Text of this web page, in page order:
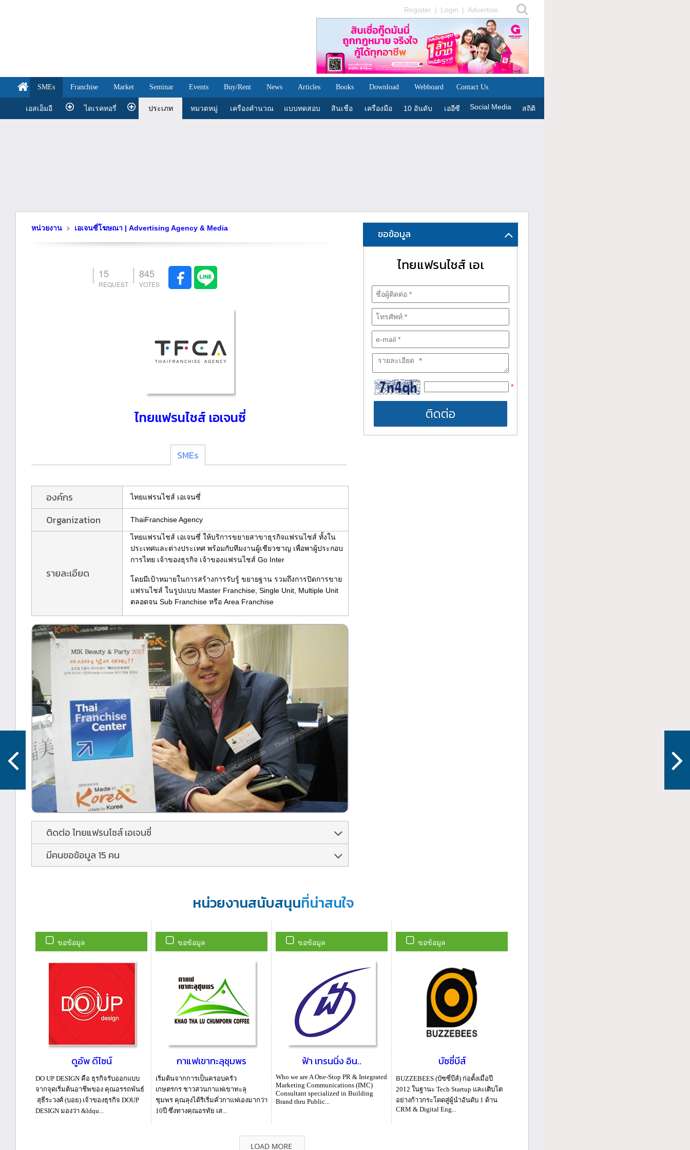
Register | Login | Advertise
SMEs Franchise Market Seminar Events Buy/Rent News Articles Books Download Webboard Contact Us
เอสเอ็มอี ไดเรคทอรี่ ประเภท หมวดหมู่ เครื่องคำนวณ แบบทดสอบ สินเชื่อ เครื่องมือ 10 อันดับ เออีซี Social Media สถิติ
หน่วยงาน เอเจนซี่โฆษณา | Advertising Agency & Media
15 845
ไทยแฟรนไชส์ เอเจนซี่
SMEs
องค์กร ไทยแฟรนไชส์ เอเจนซี่
Organization ThaiFranchise Agency
รายละเอียด
ไทยแฟรนไชส์ เอเจนซี่ ให้บริการขยายสาขาธุรกิจแฟรนไชส์ ทั้งใน
ประเทศและต่างประเทศ พร้อมกับทีมงานผู้เชียวชาญ เพื่อพาผู้ประกอบ
การไทย เจ้าของธุรกิจ เจ้าของแฟรนไชส์ Go Inter
โดยมีเป้าหมายในการสร้างการรับรู้ ขยายฐาน รวมถึงการปิดการขาย
แฟรนไชส์ ในรูปแบบ Master Franchise, Single Unit, Multiple Unit
ตลอดจน Sub Franchise หรือ Area Franchise
ติดต่อ ไทยแฟรนไชส์ เอเจนซี่
มีคนขอข้อมูล 15 คน
ขอข้อมูล
ไทยแฟรนไชส์ เอเ
*
ติดต่อ
หน่วยงานสนับสนุนที่น่าสนใจ
ขอข้อมูล
ดูอัพ ดีไซน์
DO UP DESIGN คือ ธุรกิจรับออกแบบ
จากจุดเริ่มต้นอาชีพของ คุณอรรถพันธ์
สุธีระวงศ์ (บอย) เจ้าของธุรกิจ DOUP
DESIGN มองว่า &ldqu...
ขอข้อมูล
กาแฟเขาทะลุชุมพร
เริ่มต้นจากการเป็นครอบครัว
เกษตรกร ชาวสวนกาแฟเขาทะลุ
ชุมพร คุณลุงได้ริเริ่มคั่วกาแฟเองมากว่า
10ปี ซึ่งทางคุณอรทัย เส...
ขอข้อมูล
ฟ้า เทรนนิ่ง อิน..
Who we are A One-Stop PR & Integrated
Marketing Communications (IMC)
Consultant specialized in Building
Brand thru Public...
ขอข้อมูล
บัซซี่บีส์
BUZZEBEES (บัซซี่บีส์) ก่อตั้งเมื่อปี
2012 ในฐานะ Tech Startup และเติบโต
อย่างก้าวกระโดดสู่ผู้นำอันดับ 1 ด้าน
CRM & Digital Eng...